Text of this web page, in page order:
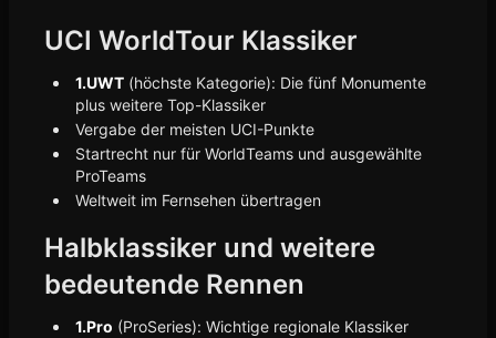
UCI WorldTour Klassiker
1.UWT (höchste Kategorie): Die fünf Monumente
plus weitere Top-Klassiker
Vergabe der meisten UCI-Punkte
Startrecht nur für WorldTeams und ausgewählte
ProTeams
Weltweit im Fernsehen übertragen
Halbklassiker und weitere
bedeutende Rennen
1.Pro (ProSeries): Wichtige regionale Klassiker